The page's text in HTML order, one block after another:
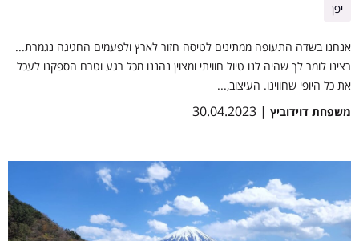
יפן
אנחנו בשדה התעופה ממתינים לטיסה חזור לארץ ולפעמים החגיגה נגמרת...
רצינו לומר לך שהיה לנו טיול חוויתי ומצוין נהננו מכל רגע וטרם הספקנו לעכל
את כל היופי שחווינו. העיצוב,...
משפחת דוידוביץ | 30.04.2023